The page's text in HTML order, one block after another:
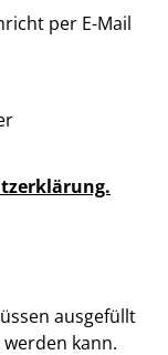
per E-Mail
ausgefüllt
kann.